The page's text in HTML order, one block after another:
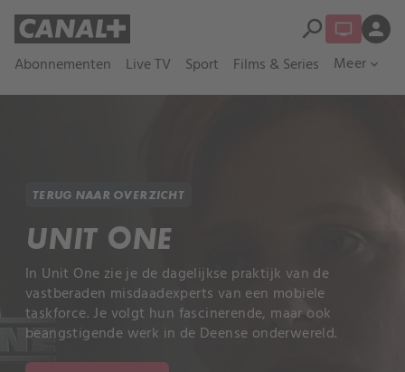
Abonnementen Live TV Sport Films & Series Meer expand_more
search person
TERUG NAAR OVERZICHT
UNIT ONE
In Unit One zie je de dagelijkse praktijk van de
vastberaden misdaadexperts van een mobiele
taskforce. Je volgt hun fascinerende, maar ook
beangstigende werk in de Deense onderwereld.